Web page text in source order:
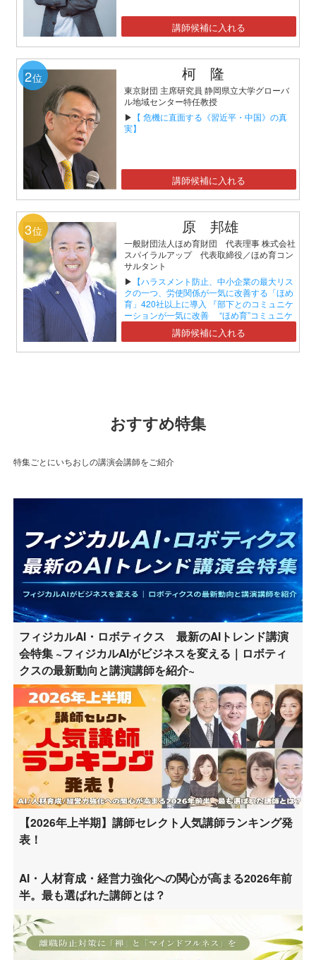
講師候補に入れる
2位 柯 隆
東京財団 主席研究員 静岡県立大学グローバ
ル地域センター特任教授
▶ 【 危機に直面する《習近平・中国》の真
実】
講師候補に入れる
3位 原 邦雄
一般財団法人ほめ育財団 代表理事 株式会社
スパイラルアップ 代表取締役／ほめ育コン
サルタント
▶ 【ハラスメント防止、中小企業の最大リス
クの一つ、労使関係が一気に改善する「ほめ
育」420社以上に導入 『部下とのコミュニケ
ーションが一気に改善 “ほめ育”コミュニケ
ーションセミナー』】講師候補に入れる
おすすめ特集
特集ごとにいちおしの講演会講師をご紹介
フィジカルAI・ロボティクス 最新のAIトレンド講演
会特集 ~フィジカルAIがビジネスを変える｜ロボティ
クスの最新動向と講演講師を紹介~
【2026年上半期】講師セレクト人気講師ランキング発
表！
AI・人材育成・経営力強化への関心が高まる2026年前
半。最も選ばれた講師とは？